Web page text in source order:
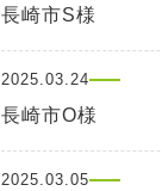
長崎市S様
2025.03.24
長崎市O様
2025.03.05